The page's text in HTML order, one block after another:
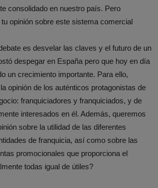
consolidado en nuestro país. Pero
opinión sobre este sistema comercial
es desvelar las claves y el futuro de un
despegar en España pero que hoy en día
un crecimiento importante. Para ello,
opinión de los auténticos protagonistas de
franquiciadores y franquiciados, y de
interesados en él. Además, queremos
sobre la utilidad de las diferentes
de franquicia, así como sobre las
promocionales que proporciona el
todas igual de útiles?